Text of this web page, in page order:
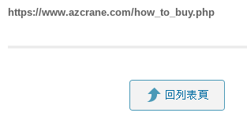
https://www.azcrane.com/how_to_buy.php